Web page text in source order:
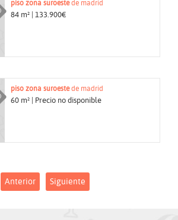
piso zona suroestede madrid
84 m² | 133.900€
piso zona suroestede madrid
60 m² | Precio no disponible
Anterior Siguiente